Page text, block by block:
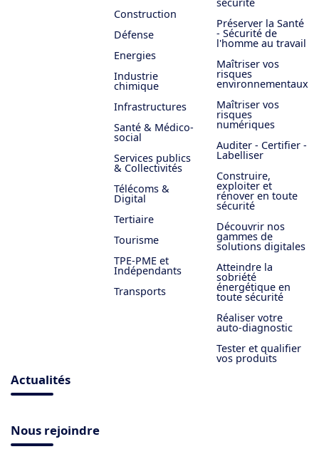
Construction
Défense
Energies
Industrie
chimique
Infrastructures
Santé & Médico-
social
Services publics
& Collectivités
Télécoms &
Digital
Tertiaire
Tourisme
TPE-PME et
Indépendants
Transports
Préserver la Santé
- Sécurité de
l'homme au travail
Maîtriser vos
risques
environnementaux
Maîtriser vos
risques
numériques
Auditer - Certifier -
Labelliser
Construire,
exploiter et
rénover en toute
sécurité
Découvrir nos
gammes de
solutions digitales
Atteindre la
sobriété
énergétique en
toute sécurité
Réaliser votre
auto-diagnostic
Tester et qualifier
vos produits
Actualités
Nous rejoindre